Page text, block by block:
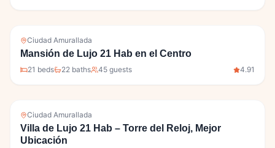
Ciudad Amurallada
Mansión de Lujo 21 Hab en el Centro
21 beds 22 baths 45 guests 4.91
Ciudad Amurallada
Villa de Lujo 21 Hab – Torre del Reloj, Mejor
Ubicación